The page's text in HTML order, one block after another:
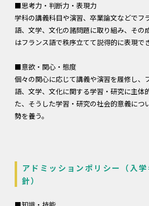
■思考力・判断力・表現力
学科の講義科目や演習、卒業論文などでフ
語、文学、文化の諸問題に取り組み、その
はフランス語で秩序立てて説得的に表現で
■意欲・関心・態度
個々の関心に応じて講義や演習を履修し、
語、文学、文化に関する学習・研究に主体
た、そうした学習・研究の社会的意義につ
勢を養う。
アドミッションポリシー（入
針）